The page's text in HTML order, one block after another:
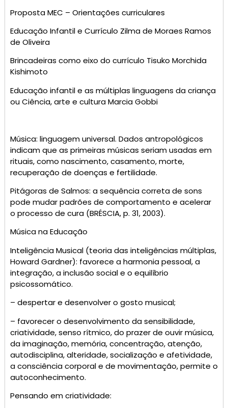
Proposta MEC – Orientações curriculares
Educação Infantil e Currículo Zilma de Moraes Ramos
de Oliveira
Brincadeiras como eixo do currículo Tisuko Morchida
Kishimoto
Educação infantil e as múltiplas linguagens da criança
ou Ciência, arte e cultura Marcia Gobbi
Música: linguagem universal. Dados antropológicos
indicam que as primeiras músicas seriam usadas em
rituais, como nascimento, casamento, morte,
recuperação de doenças e fertilidade.
Pitágoras de Salmos: a sequência correta de sons
pode mudar padrões de comportamento e acelerar
o processo de cura (BRÉSCIA, p. 31, 2003).
Música na Educação
Inteligência Musical (teoria das inteligências múltiplas,
Howard Gardner): favorece a harmonia pessoal, a
integração, a inclusão social e o equilíbrio
psicossomático.
– despertar e desenvolver o gosto musical;
– favorecer o desenvolvimento da sensibilidade,
criatividade, senso rítmico, do prazer de ouvir música,
da imaginação, memória, concentração, atenção,
autodisciplina, alteridade, socialização e afetividade,
a consciência corporal e de movimentação, permite o
autoconhecimento.
Pensando em criatividade: